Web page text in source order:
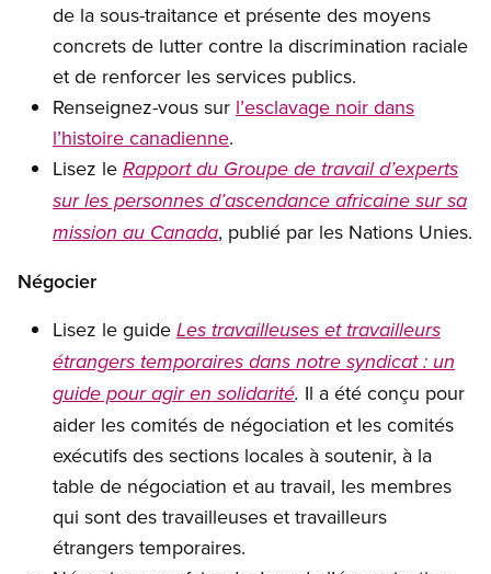
de la sous-traitance et présente des moyens
concrets de lutter contre la discrimination raciale
et de renforcer les services publics.
Renseignez-vous sur l’esclavage noir dans
l’histoire canadienne.
Lisez le Rapport du Groupe de travail d’experts
sur les personnes d’ascendance africaine sur sa
mission au Canada, publié par les Nations Unies.
Négocier
Lisez le guide Les travailleuses et travailleurs
étrangers temporaires dans notre syndicat : un
guide pour agir en solidarité. Il a été conçu pour
aider les comités de négociation et les comités
exécutifs des sections locales à soutenir, à la
table de négociation et au travail, les membres
qui sont des travailleuses et travailleurs
étrangers temporaires.